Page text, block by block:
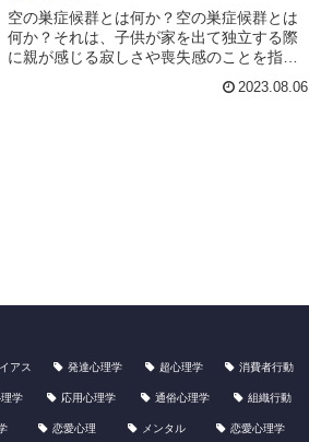
空の巣症候群とは何か？空の巣症候群とは
何か？それは、子供が家を出て独立する際
に親が感じる寂しさや喪失感のことを指し
てきた親にとって、子供が巣立つことは大
2023.08.06
アス 発達心理学 超心理学 消費者行動
学 応用心理学 通俗心理学 組織行動
恋愛心理 メンタル 恋愛心理学